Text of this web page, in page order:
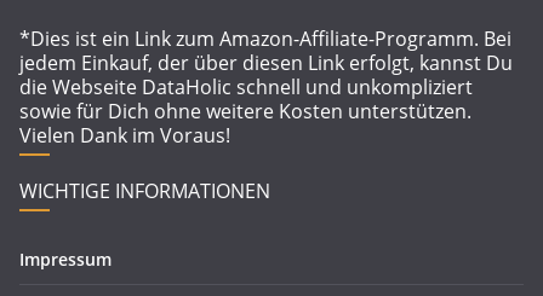
*Dies ist ein Link zum Amazon-Affiliate-Programm. Bei
jedem Einkauf, der über diesen Link erfolgt, kannst Du
die Webseite DataHolic schnell und unkompliziert
sowie für Dich ohne weitere Kosten unterstützen.
Vielen Dank im Voraus!
WICHTIGE INFORMATIONEN
Impressum